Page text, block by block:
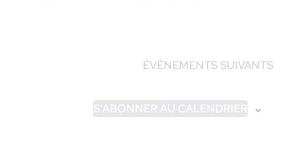
ÉVÈNEMENTS SUIVANTS
S’ABONNER AU CALENDRIER